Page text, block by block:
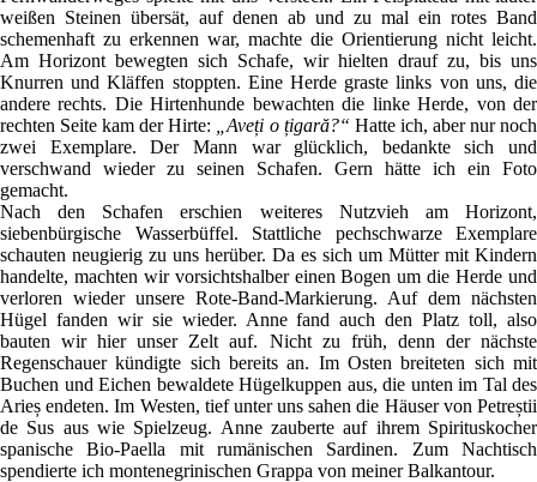
weißen Steinen übersät, auf denen ab und zu mal ein rotes Band
schemenhaft zu erkennen war, machte die Orientierung nicht leicht.
Am Horizont bewegten sich Schafe, wir hielten drauf zu, bis uns
Knurren und Kläffen stoppten. Eine Herde graste links von uns, die
andere rechts. Die Hirtenhunde bewachten die linke Herde, von der
rechten Seite kam der Hirte:
„Aveți o țigară?“ Hatte ich, aber nur noch
zwei Exemplare. Der Mann war glücklich, bedankte sich und
verschwand wieder zu seinen Schafen. Gern hätte ich ein Foto
gemacht.
Nach den Schafen erschien weiteres Nutzvieh am Horizont,
siebenbürgische Wasserbüffel. Stattliche pechschwarze Exemplare
schauten neugierig zu uns herüber. Da es sich um Mütter mit Kindern
handelte, machten wir vorsichtshalber einen Bogen um die Herde und
verloren wieder unsere Rote-Band-Markierung. Auf dem nächsten
Hügel fanden wir sie wieder. Anne fand auch den Platz toll, also
bauten wir hier unser Zelt auf. Nicht zu früh, denn der nächste
Regenschauer kündigte sich bereits an. Im Osten breiteten sich mit
Buchen und Eichen bewaldete Hügelkuppen aus, die unten im Tal des
Arieș endeten. Im Westen, tief unter uns sahen die Häuser von Petreștii
de Sus aus wie Spielzeug. Anne zauberte auf ihrem Spirituskocher
spanische Bio-Paella mit rumänischen Sardinen. Zum Nachtisch
spendierte ich montenegrinischen Grappa von meiner Balkantour.